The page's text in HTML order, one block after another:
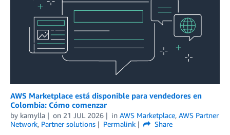
AWS Marketplace está disponible para vendedores en
Colombia: Cómo comenzar
by kamylla on 21 JUL 2026 in AWS Marketplace, AWS Partner
Network, Partner solutions Permalink
Share